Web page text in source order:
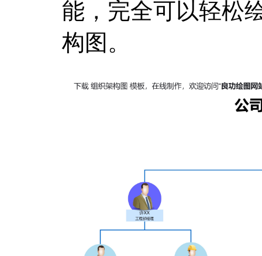
能，完全可以轻松
构图。